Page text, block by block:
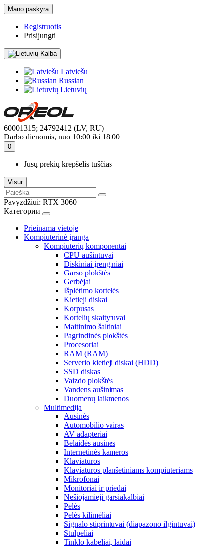
Mano paskyra
Registruotis
Prisijungti
Kalba
Latviešu
Russian
Lietuvių
60001315; 24792412 (LV, RU)
Darbo dienomis, nuo 10:00 iki 18:00
0
Jūsų prekių krepšelis tuščias
Visur
Pavyzdžiui: RTX 3060
Категории
Prieinama vietoje
Kompiuterinė įranga
Kompiuterių komponentai
CPU aušintuvai
Diskiniai įrenginiai
Garso plokštės
Gerbėjai
Išplėtimo kortelės
Kietieji diskai
Korpusas
Kortelių skaitytuvai
Maitinimo šaltiniai
Pagrindinės plokštės
Procesoriai
RAM (RAM)
Serverio kietieji diskai (HDD)
SSD diskas
Vaizdo plokštės
Vandens aušinimas
Duomenų laikmenos
Multimedija
Ausinės
Automobilio vairas
AV adapteriai
Belaidės ausinės
Internetinės kameros
Klaviatūros
Klaviatūros planšetiniams kompiuteriams
Mikrofonai
Monitoriai ir priedai
Nešiojamieji garsiakalbiai
Pelės
Pelės kilimėliai
Signalo stiprintuvai (diapazono ilgintuvai)
Stulpeliai
Tinklo kabeliai, laidai